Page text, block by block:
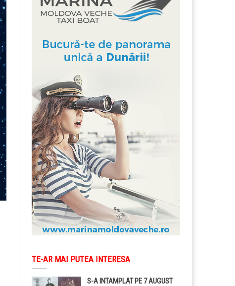
TE-AR MAI PUTEA INTERESA
S-A INTAMPLAT PE 7 AUGUST